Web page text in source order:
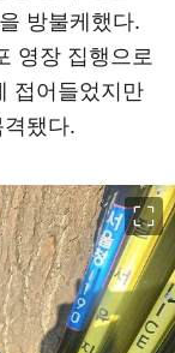
방불케했다.
영장 집행으로
접어들었지만
됐다.